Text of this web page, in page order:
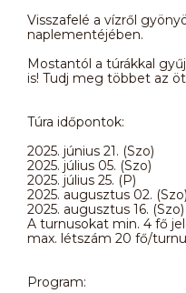
Visszafelé a vízről
naplementéjében.
Mostantól a túrákkal
is! Tudj meg többet az
Túra időpontok:
2025. június 21. (Szo)
2025. július 05. (Szo)
2025. július 25. (P)
2025. augusztus 02. (Szo)
2025. augusztus 16. (Szo)
A turnusokat min. 4 fő
max. létszám 20 fő/
Program: